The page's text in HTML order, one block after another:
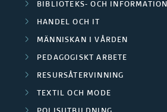
BIBLIOTEKS- OCH
HANDEL OCH IT
MÄNNISKAN I VÅRDEN
PEDAGOGISKT ARBETE
RESURSÅTERVINNING
TEXTIL OCH MODE